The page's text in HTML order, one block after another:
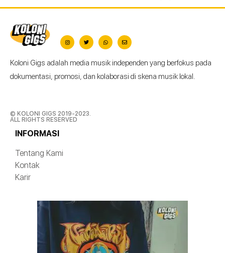
Koloni Gigs adalah media musik independen yang berfokus pada
dokumentasi, promosi, dan kolaborasi di skena musik lokal.
© KOLONI GIGS 2019-2023.
ALL RIGHTS RESERVED
INFORMASI
Tentang Kami
Kontak
Karir